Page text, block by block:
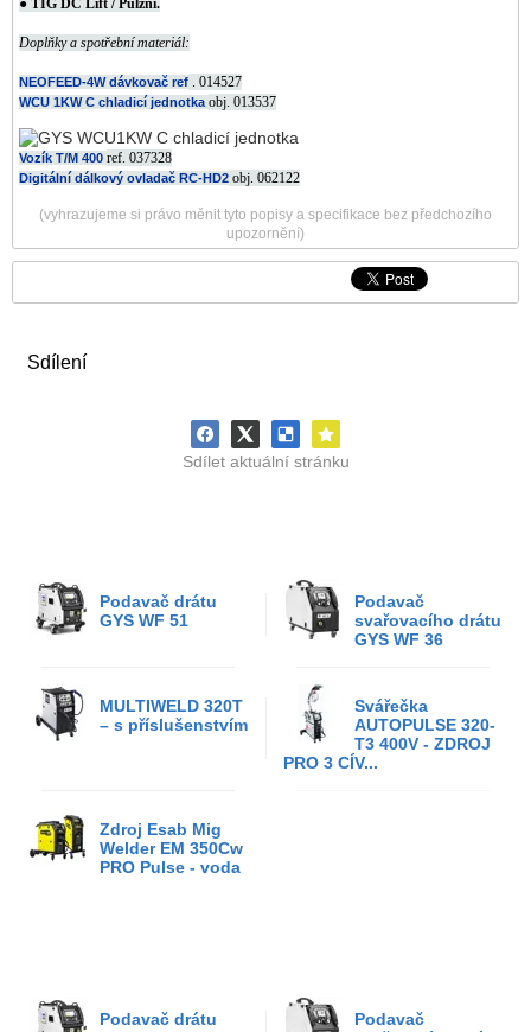
Sdílení
Sdílet aktuální stránku
Podavač drátu
GYS WF 51
Podavač
svařovacího drátu
GYS WF 36
MULTIWELD 320T
– s příslušenstvím
Svářečka
AUTOPULSE 320-
T3 400V - ZDROJ
PRO 3 CÍV...
Zdroj Esab Mig
Welder EM 350Cw
PRO Pulse - voda
Podavač drátu
Podavač
Doplňky a spotřební materiál:
NEOFEED-4W dávkovač ref 014527
WCU 1KW C chladicí jednotka obj. 013537
Vozík T/M 400 ref. 037328
Digitální dálkový ovladač RC-HD2 obj. 062122
(vyhrazujeme si právo měnit tyto popisy a specifikace bez předchozího
upozornění)